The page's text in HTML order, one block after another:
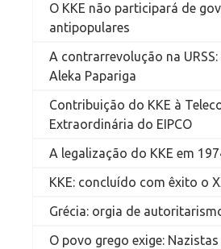
O KKE não participará de
antipopulares
A contrarrevolução na
Aleka Papariga
Contribuição do KKE à
Extraordinária do EIPCO
A legalização do KKE em
KKE: concluído com êxito o
Grécia: orgia de
O povo grego exige: